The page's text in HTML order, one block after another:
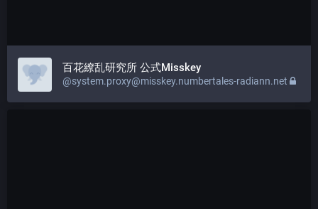
百花繚乱研究所 公式Misskey
@system.proxy@misskey.numbertales-radiann.net